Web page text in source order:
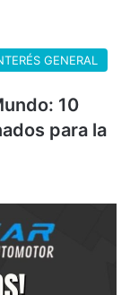
GENERAL
10
para la